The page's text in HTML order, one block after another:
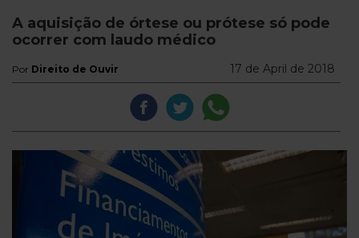
A aquisição de órtese ou prótese só pode
ocorrer com laudo médico
Por Direito de Ouvir 17 de April de 2018